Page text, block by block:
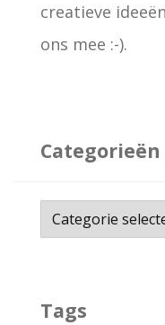
creatieve
ons mee :-).
Categorieën
Tags